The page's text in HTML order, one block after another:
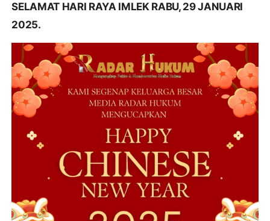
SELAMAT HARI RAYA IMLEK RABU, 29 JANUARI
2025.